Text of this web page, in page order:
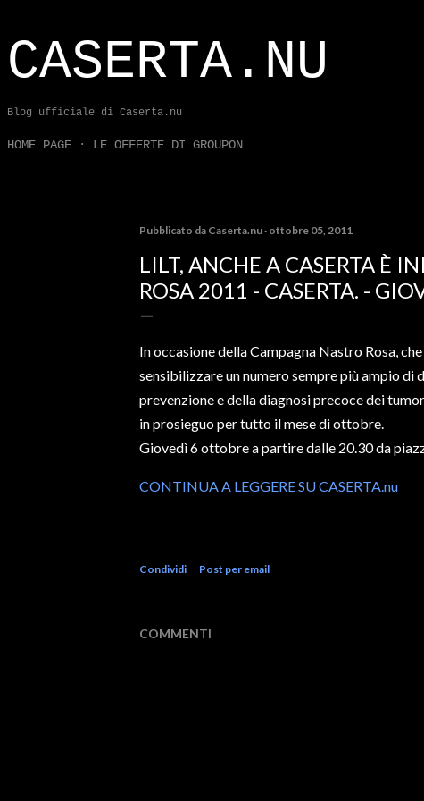
CASERTA.NU
Blog ufficiale di Caserta.nu
HOME PAGE LE OFFERTE DI GROUPON
Pubblicato da Caserta.nu ottobre 05, 2011
LILT, ANCHE A CASERTA È
ROSA 2011 - CASERTA. -
In occasione della Campagna Nastro Rosa,
sensibilizzare un numero sempre più ampio
prevenzione e della diagnosi precoce dei
in prosieguo per tutto il mese di ottobre.
Giovedì 6 ottobre a partire dalle 20.30 da
CONTINUA A LEGGERE SU CASERTA.nu
Condividi Post per email
COMMENTI